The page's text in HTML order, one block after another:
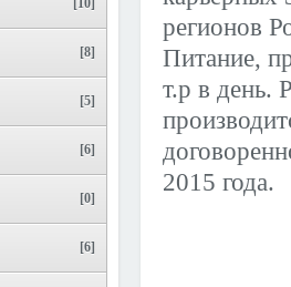
[10]
[8]
[5]
[6]
[0]
[6]
регионов
Питание,
т.р в день.
2015 года.